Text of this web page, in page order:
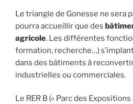
Le triangle de Gonesse ne sera
pourra accueillir que des
agricole. Les différentes
formation, recherche…)
dans des bâtiments à
industrielles ou commerciales.
Le RER B (« Parc des